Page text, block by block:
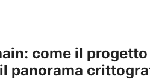
come il
panorama